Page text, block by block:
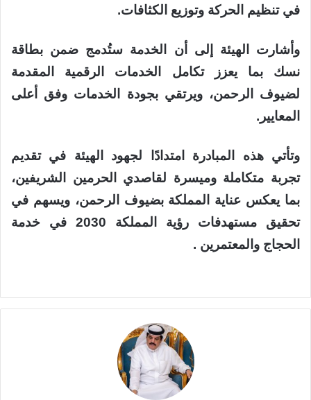
في تنظيم الحركة وتوزيع الكثافات.
وأشارت الهيئة إلى أن الخدمة ستُدمج ضمن بطاقة
نسك بما يعزز تكامل الخدمات الرقمية المقدمة
لضيوف الرحمن، ويرتقي بجودة الخدمات وفق أعلى
المعايير.
وتأتي هذه المبادرة امتدادًا لجهود الهيئة في تقديم
تجربة متكاملة وميسرة لقاصدي الحرمين الشريفين،
بما يعكس عناية المملكة بضيوف الرحمن، ويسهم في
تحقيق مستهدفات رؤية المملكة 2030 في خدمة
الحجاج والمعتمرين .